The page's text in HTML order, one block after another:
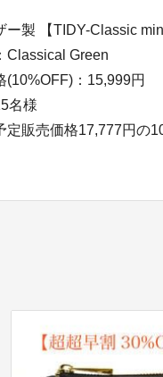
ー製 【TIDY-Classic
Classical Green
(10%OFF)：15,999円
名様
販売価格17,777円の